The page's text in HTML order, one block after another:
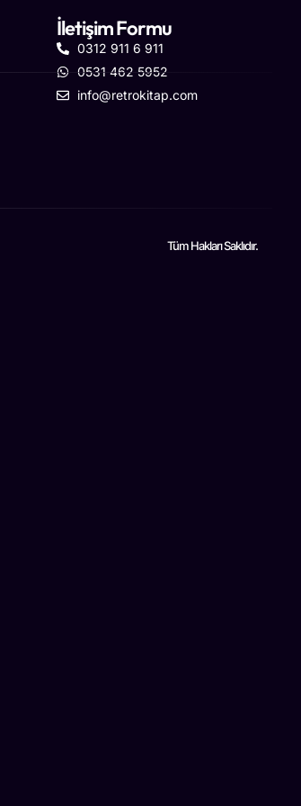
İletişim Formu
0312 911 6 911
0531 462 5952
info@retrokitap.com
Tüm Hakları Saklıdır.